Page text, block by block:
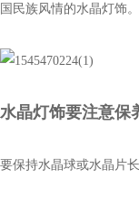
国民族风情的水晶灯饰。
水晶灯饰要注意保养
要保持水晶球或水晶片长